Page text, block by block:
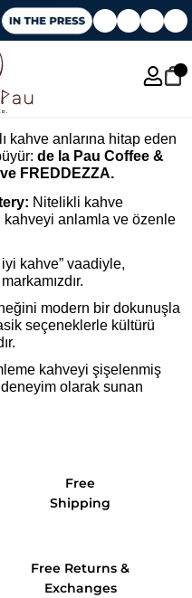
kahve anlarına hitap eden
de la Pau Coffee &
FREDDEZZA.
Nitelikli kahve
kahveyi anlamla ve özenle
kahve” vaadiyle,
modern bir dokunuşla
seçeneklerle kültürü
kahveyi şişelenmiş
olarak sunan
Free
Shipping
Free Returns &
Exchanges